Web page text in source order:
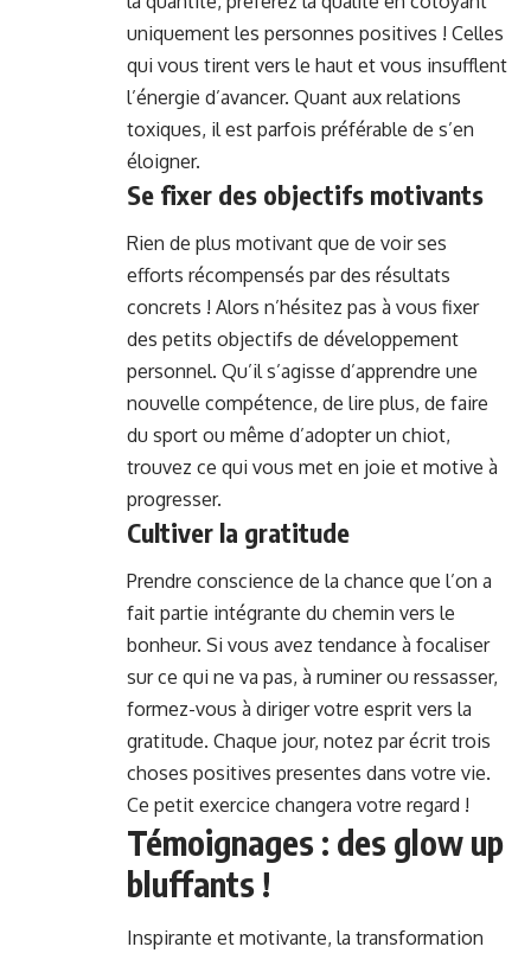
uniquement les personnes positives ! Celles
qui vous tirent vers le haut et vous insufflent
l’énergie d’avancer. Quant aux relations
toxiques, il est parfois préférable de s’en
éloigner.
Se fixer des objectifs motivants
Rien de plus motivant que de voir ses
efforts récompensés par des résultats
concrets ! Alors n’hésitez pas à vous fixer
des petits objectifs de développement
personnel. Qu’il s’agisse d’apprendre une
nouvelle compétence, de lire plus, de faire
du sport ou même d’adopter un chiot,
trouvez ce qui vous met en joie et motive à
progresser.
Cultiver la gratitude
Prendre conscience de la chance que l’on a
fait partie intégrante du chemin vers le
bonheur. Si vous avez tendance à focaliser
sur ce qui ne va pas, à ruminer ou ressasser,
formez-vous à diriger votre esprit vers la
gratitude. Chaque jour, notez par écrit trois
choses positives presentes dans votre vie.
Ce petit exercice changera votre regard !
Témoignages : des glow up
bluffants !
Inspirante et motivante, la transformation